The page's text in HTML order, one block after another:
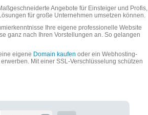
Angebote für Einsteiger und Profis,
für große Unternehmen umsetzen können.
Ihre eigene professionelle Website
ganz nach Ihren Vorstellungen an. So gelangen
eigene Domain kaufen oder ein Webhosting-
Mit einer SSL-Verschlüsselung schützen